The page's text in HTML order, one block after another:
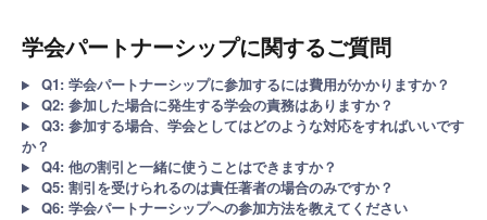
学会パートナーシップに関するご質問
Q1: 学会パートナーシップに参加するには費用がかかりますか？
Q2: 参加した場合に発生する学会の責務はありますか？
Q3: 参加する場合、学会としてはどのような対応をすればいいです
か？
Q4: 他の割引と一緒に使うことはできますか？
Q5: 割引を受けられるのは責任著者の場合のみですか？
Q6: 学会パートナーシップへの参加方法を教えてください